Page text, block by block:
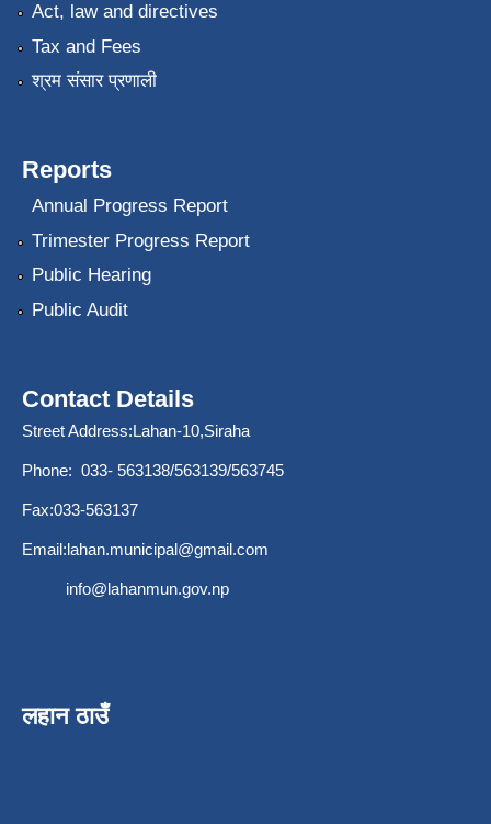
Act, law and directives
Tax and Fees
श्रम संसार प्रणाली
Reports
Annual Progress Report
Trimester Progress Report
Public Hearing
Public Audit
Contact Details
Street Address:Lahan-10,Siraha
Phone: 033- 563138/563139/563745
Fax:033-563137
Email:lahan.municipal@gmail.com
info@lahanmun.gov.np
लहान ठाउँ